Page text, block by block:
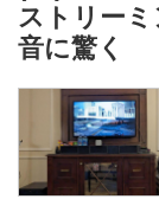
ストリー
音に驚く